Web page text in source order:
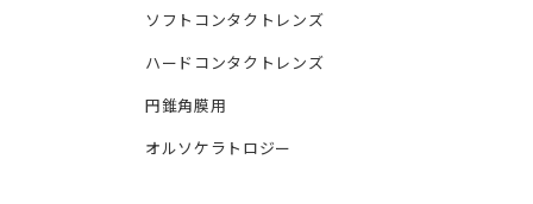
ソフトコンタクトレンズ
ハードコンタクトレンズ
円錐角膜用
オルソケラトロジー